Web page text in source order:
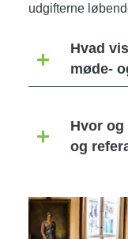
udgifterne
Hvad
møde-
Hvor
og
Image